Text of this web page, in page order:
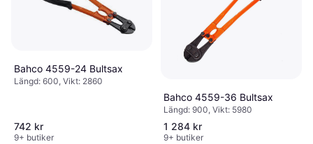
Bahco 4559-24 Bultsax
Längd: 600, Vikt: 2860
742 kr
9+ butiker
Bahco 4559-36 Bultsax
Längd: 900, Vikt: 5980
1 284 kr
9+ butiker